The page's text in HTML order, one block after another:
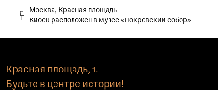
Москва, Красная площадь
Киоск расположен в музее «Покровский собор»
Красная площадь, 1.
Будьте в центре истории!